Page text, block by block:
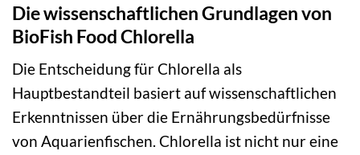
Die wissenschaftlichen Grundlagen von
BioFish Food Chlorella
Die Entscheidung für Chlorella als
Hauptbestandteil basiert auf wissenschaftlichen
Erkenntnissen über die Ernährungsbedürfnisse
von Aquarienfischen. Chlorella ist nicht nur eine